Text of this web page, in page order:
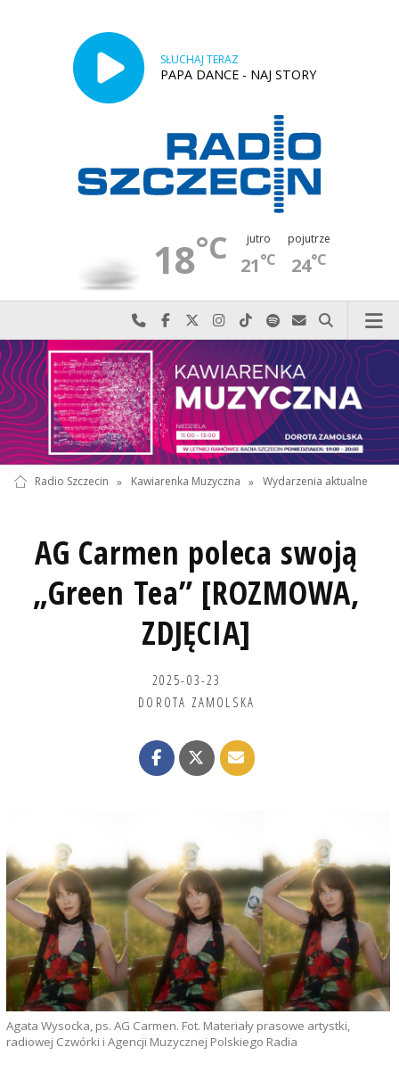
SŁUCHAJ TERAZ
PAPA DANCE - NAJ STORY
18°C jutro
21°C
pojutrze
24°C
Najlepiej po prostu do nas zadzwoń
Odwiedź nas na Facebook-u
Odwiedź nas na X
Odwiedź nas na Instagram-ie
Odwiedź nas na TikTok-u
Szukaj nas na Spotify
Wyślij do nas
Szukaj
Radio Szczecin » Kawiarenka Muzyczna » Wydarzenia aktualne
AG Carmen poleca swoją
„Green Tea” [ROZMOWA,
ZDJĘCIA]
2025-03-23
DOROTA ZAMOLSKA
Agata Wysocka, ps. AG Carmen. Fot. Materiały prasowe artystki,
radiowej Czwórki i Agencji Muzycznej Polskiego Radia